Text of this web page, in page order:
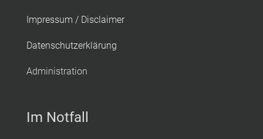
Impressum / Disclaimer
Datenschutzerklärung
Administration
Im Notfall